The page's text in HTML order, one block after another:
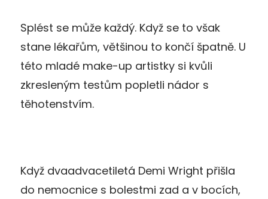
Splést se může každý. Když se to však
stane lékařům, většinou to končí špatně. U
této mladé make-up artistky si kvůli
zkresleným testům popletli nádor s
těhotenstvím.
Když dvaadvacetiletá Demi Wright přišla
do nemocnice s bolestmi zad a v bocích,